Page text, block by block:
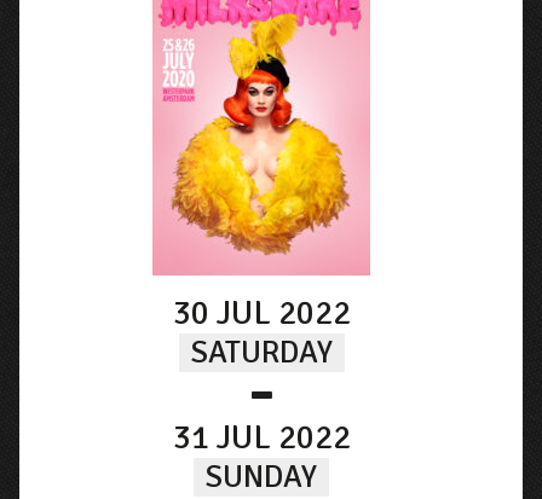
30 JUL 2022
SATURDAY
-
31 JUL 2022
SUNDAY